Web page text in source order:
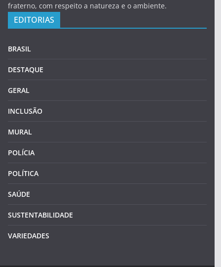
fraterno, com respeito a natureza e o ambiente.
EDITORIAS
BRASIL
DESTAQUE
GERAL
INCLUSÃO
MURAL
POLÍCIA
POLÍTICA
SAÚDE
SUSTENTABILIDADE
VARIEDADES